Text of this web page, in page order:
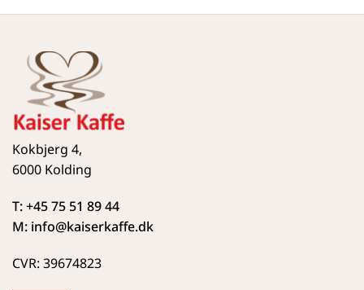
Kokbjerg 4,
6000 Kolding
T: +45 75 51 89 44
M: info@kaiserkaffe.dk
CVR: 39674823